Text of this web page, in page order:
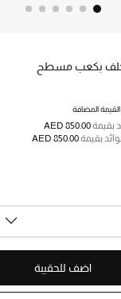
حديثاً
بكعب مسطح
المضافة
AED 850.00
AED 850.00
اضف للحقيبة